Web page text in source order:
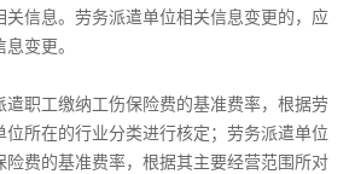
关信息。劳务派遣单位相关信息变更的，应
变更。
遣职工缴纳工伤保险费的基准费率，根据劳
位所在的行业分类进行核定；劳务派遣单位
险费的基准费率，根据其主要经营范围所对